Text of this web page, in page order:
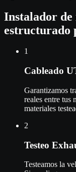
Instalador de
estructurado
1
Cableado
Garantizamos
reales entre tus
materiales
2
Testeo
Testeamos la